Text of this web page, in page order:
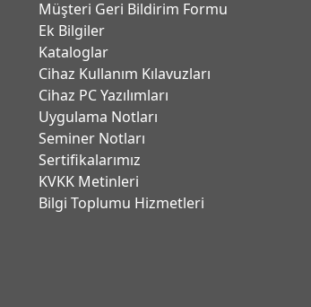
Müşteri Geri Bildirim Formu
Ek Bilgiler
Kataloglar
Cihaz Kullanım Kılavuzları
Cihaz PC Yazılımları
Uygulama Notları
Seminer Notları
Sertifikalarımız
KVKK Metinleri
Bilgi Toplumu Hizmetleri